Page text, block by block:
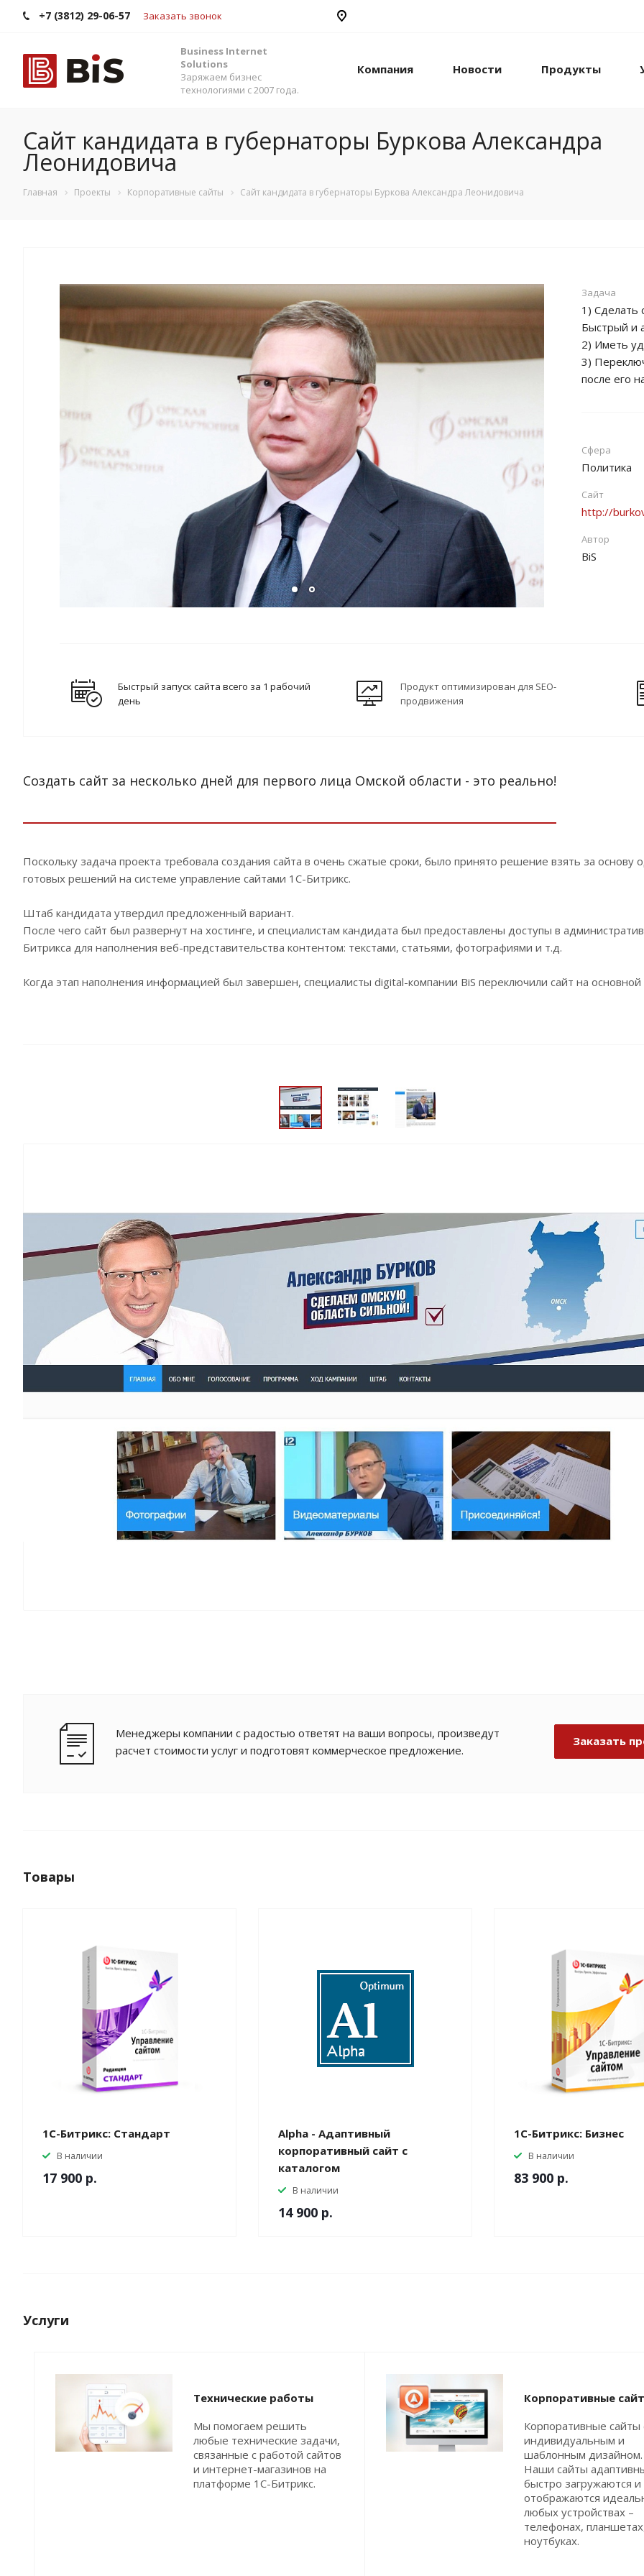
+7 (3812) 29-06-57 Заказать звонок
Business Internet
Solutions
Заряжаем бизнес
технологиями с 2007 года.
Компания Новости Продукты
Сайт кандидата в губернаторы Буркова Александра
Леонидовича
Главная Проекты Корпоративные сайты Сайт кандидата в губернаторы Буркова Александра Леонидовича
Задача
1) Сделать
Быстрый и
2) Иметь
3)
после его
Сфера
Политика
Сайт
http://
Автор
BiS
Быстрый запуск сайта всего за 1 рабочий
день
Продукт оптимизирован для SEO-
продвижения
Создать сайт за несколько дней для первого лица Омской области - это реально!
Поскольку задача проекта требовала создания сайта в очень сжатые сроки, было принято решение взять за основу
готовых решений на системе управление сайтами 1С-Битрикс.
Штаб кандидата утвердил предложенный вариант.
После чего сайт был развернут на хостинге, и специалистам кандидата был предоставлены доступы в
Битрикса для наполнения веб-представительства контентом: текстами, статьями, фотографиями и т.д.
Когда этап наполнения информацией был завершен, специалисты digital-компании BiS переключили сайт на
Менеджеры компании с радостью ответят на ваши вопросы, произведут
расчет стоимости услуг и подготовят коммерческое предложение.
Заказать
Товары
1С-Битрикс: Стандарт
В наличии
17 900 р.
Alpha - Адаптивный
корпоративный сайт с
каталогом
В наличии
14 900 р.
1С-Битрикс: Бизнес
В наличии
83 900 р.
Услуги
Технические работы
Мы помогаем решить
любые технические задачи,
связанные с работой сайтов
и интернет-магазинов на
платформе 1С-Битрикс.
Корпоративные
Корпоративные сайты
индивидуальным и
шаблонным дизайном.
Наши сайты
быстро загружаются и
отображаются
любых устройствах –
телефонах,
ноутбуках.